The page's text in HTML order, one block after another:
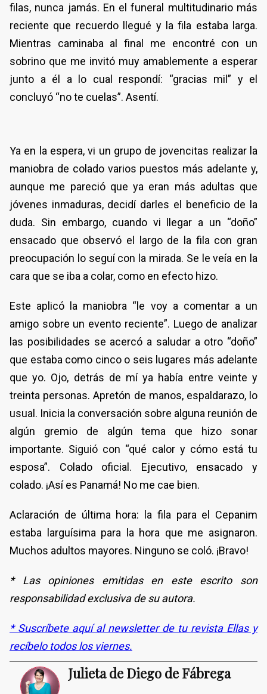
filas, nunca jamás. En el funeral multitudinario más
reciente que recuerdo llegué y la fila estaba larga.
Mientras caminaba al final me encontré con un
sobrino que me invitó muy amablemente a esperar
junto a él a lo cual respondí: “gracias mil” y el
concluyó “no te cuelas”. Asentí.
Ya en la espera, vi un grupo de jovencitas realizar la
maniobra de colado varios puestos más adelante y,
aunque me pareció que ya eran más adultas que
jóvenes inmaduras, decidí darles el beneficio de la
duda. Sin embargo, cuando vi llegar a un “doño”
ensacado que observó el largo de la fila con gran
preocupación lo seguí con la mirada. Se le veía en la
cara que se iba a colar, como en efecto hizo.
Este aplicó la maniobra “le voy a comentar a un
amigo sobre un evento reciente”. Luego de analizar
las posibilidades se acercó a saludar a otro “doño”
que estaba como cinco o seis lugares más adelante
que yo. Ojo, detrás de mí ya había entre veinte y
treinta personas. Apretón de manos, espaldarazo, lo
usual. Inicia la conversación sobre alguna reunión de
algún gremio de algún tema que hizo sonar
importante. Siguió con “qué calor y cómo está tu
esposa”. Colado oficial. Ejecutivo, ensacado y
colado. ¡Así es Panamá! No me cae bien.
Aclaración de última hora: la fila para el Cepanim
estaba larguísima para la hora que me asignaron.
Muchos adultos mayores. Ninguno se coló. ¡Bravo!
* Las opiniones emitidas en este escrito son
responsabilidad exclusiva de su autora.
* Suscríbete aquí al newsletter de tu revista Ellas y
recíbelo todos los viernes.
Julieta de Diego de Fábrega